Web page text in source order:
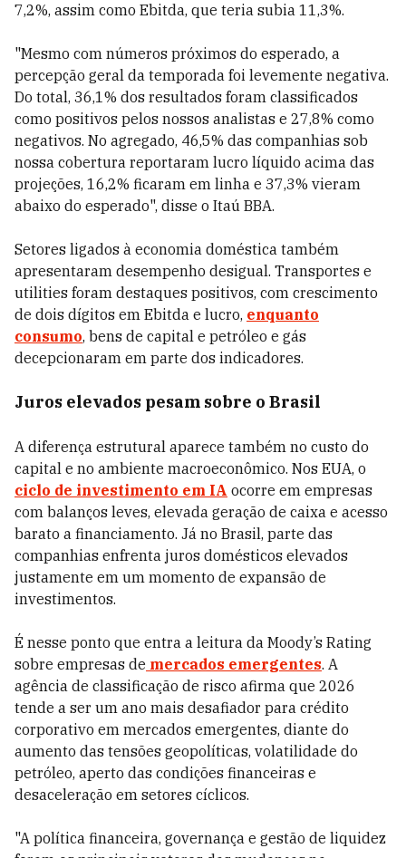
7,2%, assim como Ebitda, que teria subia 11,3%.
"Mesmo com números próximos do esperado, a
percepção geral da temporada foi levemente negativa.
Do total, 36,1% dos resultados foram classificados
como positivos pelos nossos analistas e 27,8% como
negativos. No agregado, 46,5% das companhias sob
nossa cobertura reportaram lucro líquido acima das
projeções, 16,2% ficaram em linha e 37,3% vieram
abaixo do esperado", disse o Itaú BBA.
Setores ligados à economia doméstica também
apresentaram desempenho desigual. Transportes e
utilities foram destaques positivos, com crescimento
de dois dígitos em Ebitda e lucro, enquanto
consumo, bens de capital e petróleo e gás
decepcionaram em parte dos indicadores.
Juros elevados pesam sobre o Brasil
A diferença estrutural aparece também no custo do
capital e no ambiente macroeconômico. Nos EUA, o
ciclo de investimento em IA ocorre em empresas
com balanços leves, elevada geração de caixa e acesso
barato a financiamento. Já no Brasil, parte das
companhias enfrenta juros domésticos elevados
justamente em um momento de expansão de
investimentos.
É nesse ponto que entra a leitura da Moody’s Rating
sobre empresas de mercados emergentes. A
agência de classificação de risco afirma que 2026
tende a ser um ano mais desafiador para crédito
corporativo em mercados emergentes, diante do
aumento das tensões geopolíticas, volatilidade do
petróleo, aperto das condições financeiras e
desaceleração em setores cíclicos.
"A política financeira, governança e gestão de liquidez